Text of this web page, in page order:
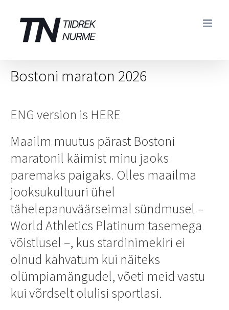
content
Bostoni maraton 2026
ENG version is HERE
Maailm muutus pärast Bostoni
maratonil käimist minu jaoks
paremaks paigaks. Olles maailma
jooksukultuuri ühel
tähelepanuväärseimal sündmusel –
World Athletics Platinum tasemega
võistlusel –, kus stardinimekiri ei
olnud kahvatum kui näiteks
olümpiamängudel, võeti meid vastu
kui võrdselt olulisi sportlasi.